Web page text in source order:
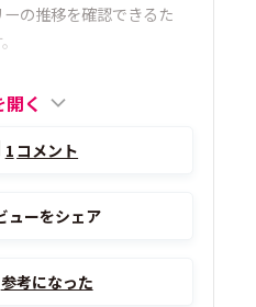
の推移を確認できるた
く
1 コメント
ューをシェア
参考になった